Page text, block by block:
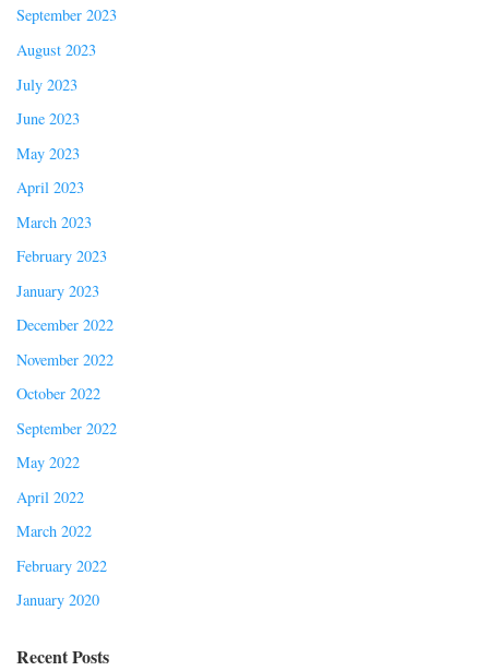
September 2023
August 2023
July 2023
June 2023
May 2023
April 2023
March 2023
February 2023
January 2023
December 2022
November 2022
October 2022
September 2022
May 2022
April 2022
March 2022
February 2022
January 2020
Recent Posts